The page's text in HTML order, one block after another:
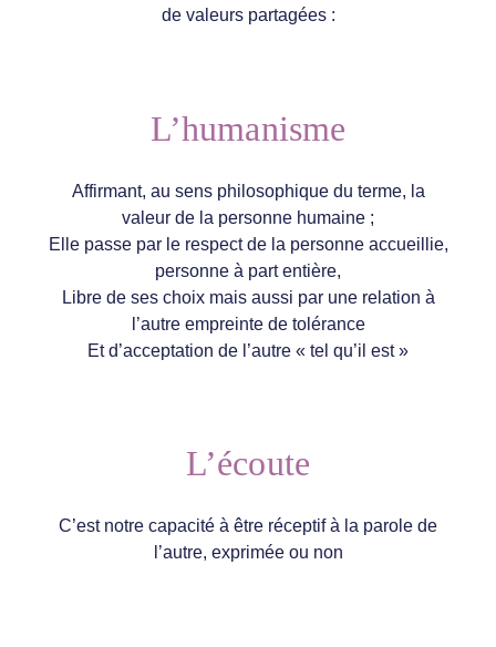
de valeurs partagées :
L’humanisme
Affirmant, au sens philosophique du terme, la
valeur de la personne humaine ;
Elle passe par le respect de la personne accueillie,
personne à part entière,
Libre de ses choix mais aussi par une relation à
l’autre empreinte de tolérance
Et d’acceptation de l’autre « tel qu’il est »
L’écoute
C’est notre capacité à être réceptif à la parole de
l’autre, exprimée ou non